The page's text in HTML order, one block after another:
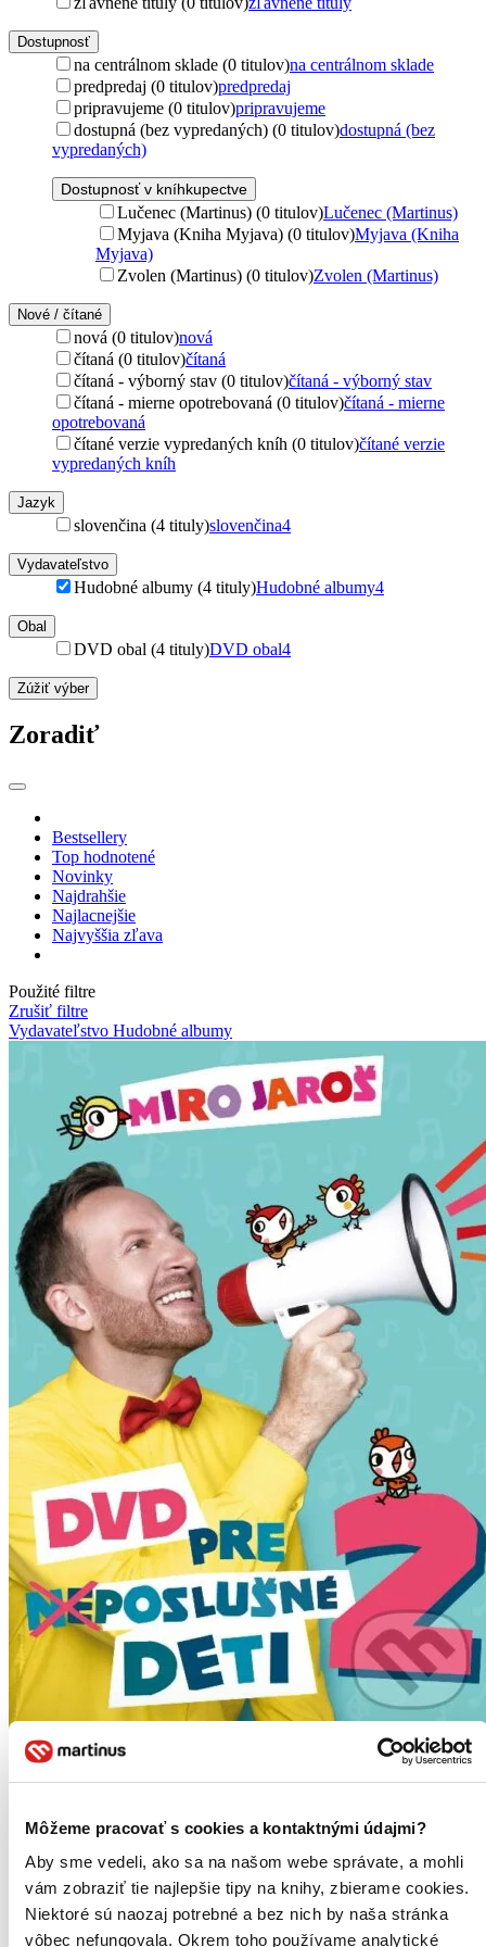
Môžeme pracovať s cookies a kontaktnými údajmi?
Aby sme vedeli, ako sa na našom webe správate, a mohli
vám zobraziť tie najlepšie tipy na knihy, zbierame cookies.
Niektoré sú naozaj potrebné a bez nich by naša stránka
vôbec nefungovala. Okrem toho používame analytické
Dostupnosť
na centrálnom sklade (0 titulov)na centrálnom sklade
predpredaj (0 titulov)predpredaj
pripravujeme (0 titulov)pripravujeme
dostupná (bez vypredaných) (0 titulov)dostupná (bez
vypredaných)
Dostupnosť v kníhkupectve
Lučenec (Martinus) (0 titulov)Lučenec (Martinus)
Myjava (Kniha Myjava) (0 titulov)Myjava (Kniha
Myjava)
Zvolen (Martinus) (0 titulov)Zvolen (Martinus)
Nové / čítané
nová (0 titulov)nová
čítaná (0 titulov)čítaná
čítaná - výborný stav (0 titulov)čítaná - výborný stav
čítaná - mierne opotrebovaná (0 titulov)čítaná - mierne
opotrebovaná
čítané verzie vypredaných kníh (0 titulov)čítané verzie
vypredaných kníh
Jazyk
slovenčina (4 tituly)slovenčina4
Vydavateľstvo
Hudobné albumy (4 tituly)Hudobné albumy4
Obal
DVD obal (4 tituly)DVD obal4
Zúžiť výber
Zoradiť
Bestsellery
Top hodnotené
Novinky
Najdrahšie
Najlacnejšie
Najvyššia zľava
Použité filtre
Zrušiť filtre
Vydavateľstvo Hudobné albumy
Miro Jaroš: DVD pre (ne)poslušné deti 2
Miro Jaroš
2. diel sériePesničky pre (ne)poslušné deti
Konečne je tu dlhoočakávané druhé DVD Mira Jaroša plné nových,
motivačných videoklipov pre deti...
DVD film
9,40 €